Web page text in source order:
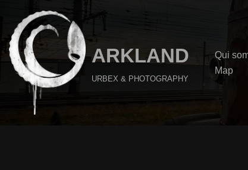
Aller
au
contenu
ARKLAND
URBEX & PHOTOGRAPHY
Qui
Map